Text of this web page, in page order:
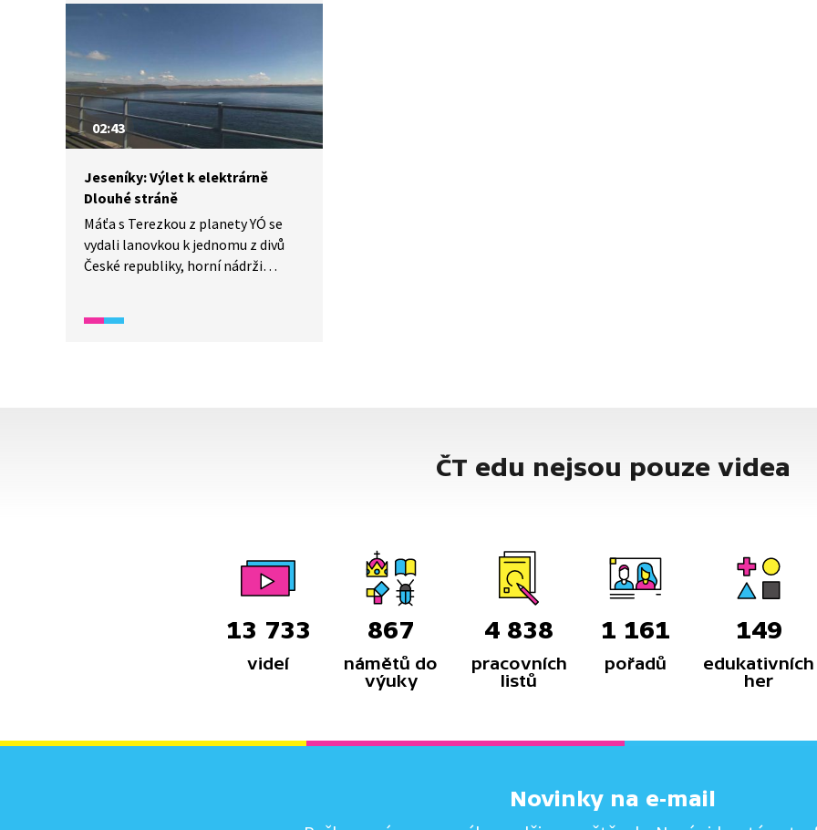
je totiž nepřehlédnutelná
Poledník nabízí krásné výhledy, ale
za minulého režimu bylo
důležitější, že se nachází kousek
od státní hranice s Německem
a směrem k ní mu v cestě nestojí
02:43
Jeseníky: Výlet k elektrárně
Dlouhé stráně
Máťa s Terezkou z planety YÓ se
vydali lanovkou k jednomu z divů
České republiky, horní nádrži
Odtud mají také krásný kruhový
ČT edu nejsou pouze videa
13 733
videí
867
námětů do
výuky
4 838
pracovních
listů
1 161
pořadů
149
edukativních
her
Novinky na e-mail